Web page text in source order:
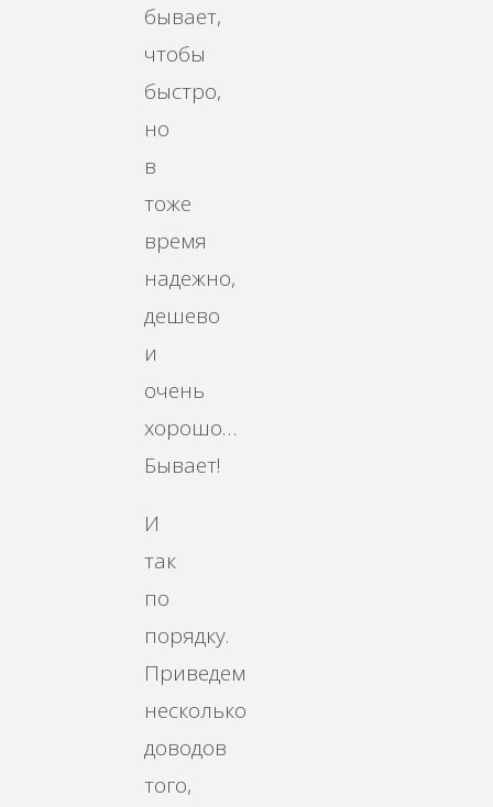
бывает,
чтобы
быстро,
но
в
тоже
время
надежно,
дешево
и
очень
хорошо…
Бывает!
И
так
по
порядку.
Приведем
несколько
доводов
того,